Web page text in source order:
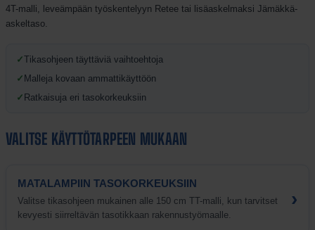
4T-malli, leveämpään työskentelyyn Retee tai lisäaskelmaksi Jämäkkä-
askeltaso.
✓Tikasohjeen täyttäviä vaihtoehtoja
✓ Malleja kovaan ammattikäyttöön
✓ Ratkaisuja eri tasokorkeuksiin
VALITSE KÄYTTÖTARPEEN MUKAAN
MATALAMPIIN TASOKORKEUKSIIN
Valitse tikasohjeen mukainen alle 150 cm TT-malli, kun tarvitset
kevyesti siirreltävän tasotikkaan rakennustyömaalle.
›